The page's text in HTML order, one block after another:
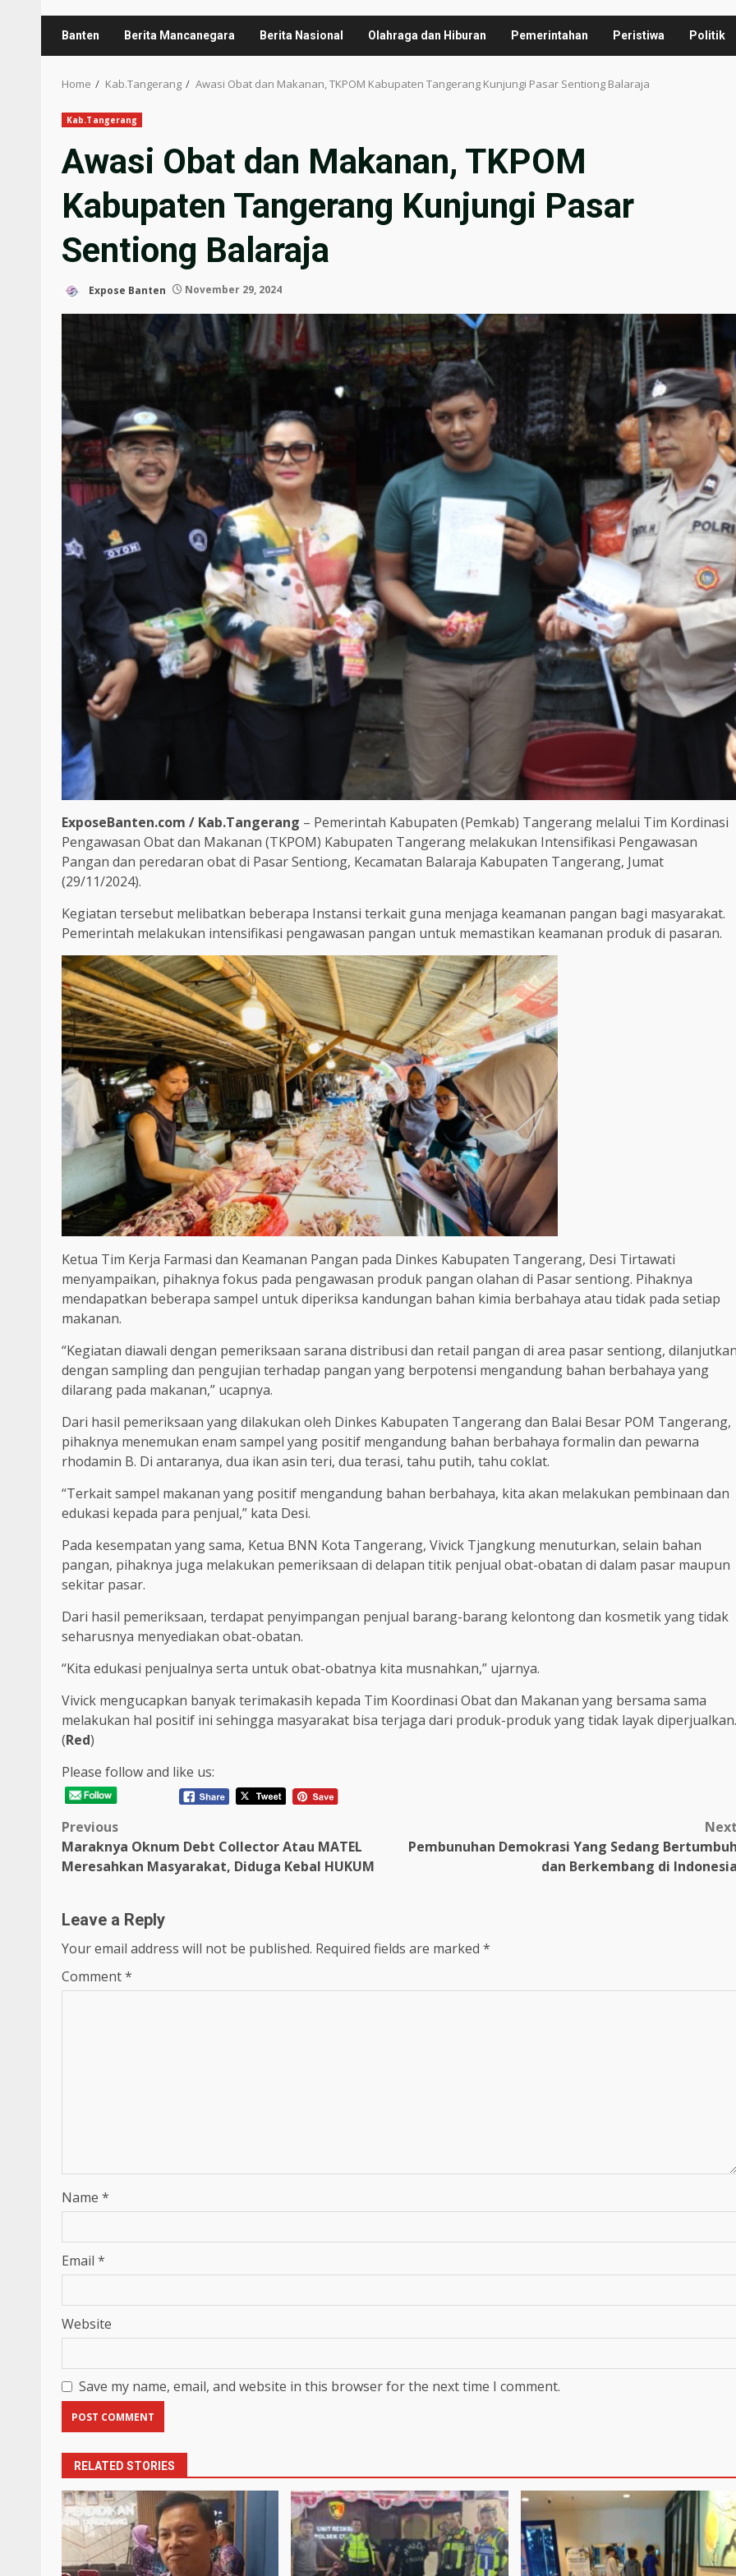
Banten Berita Mancanegara Berita Nasional Olahraga dan Hiburan Pemerintahan Peristiwa Politik
Home Kab.Tangerang Awasi Obat dan Makanan, TKPOM Kabupaten Tangerang Kunjungi Pasar Sentiong Balaraja
Kab.Tangerang
Awasi Obat dan Makanan, TKPOM
Kabupaten Tangerang Kunjungi Pasar
Sentiong Balaraja
Expose Banten November 29, 2024
ExposeBanten.com / Kab.Tangerang – Pemerintah Kabupaten (Pemkab) Tangerang melalui Tim Kordinasi
Pengawasan Obat dan Makanan (TKPOM) Kabupaten Tangerang melakukan Intensifikasi Pengawasan
Pangan dan peredaran obat di Pasar Sentiong, Kecamatan Balaraja Kabupaten Tangerang, Jumat
(29/11/2024).
Kegiatan tersebut melibatkan beberapa Instansi terkait guna menjaga keamanan pangan bagi masyarakat.
Pemerintah melakukan intensifikasi pengawasan pangan untuk memastikan keamanan produk di pasaran.
Ketua Tim Kerja Farmasi dan Keamanan Pangan pada Dinkes Kabupaten Tangerang, Desi Tirtawati
menyampaikan, pihaknya fokus pada pengawasan produk pangan olahan di Pasar sentiong. Pihaknya
mendapatkan beberapa sampel untuk diperiksa kandungan bahan kimia berbahaya atau tidak pada setiap
makanan.
“Kegiatan diawali dengan pemeriksaan sarana distribusi dan retail pangan di area pasar sentiong,
dengan sampling dan pengujian terhadap pangan yang berpotensi mengandung bahan berbahaya yang
dilarang pada makanan,” ucapnya.
Dari hasil pemeriksaan yang dilakukan oleh Dinkes Kabupaten Tangerang dan Balai Besar POM Tangerang,
pihaknya menemukan enam sampel yang positif mengandung bahan berbahaya formalin dan pewarna
rhodamin B. Di antaranya, dua ikan asin teri, dua terasi, tahu putih, tahu coklat.
“Terkait sampel makanan yang positif mengandung bahan berbahaya, kita akan melakukan pembinaan dan
edukasi kepada para penjual,” kata Desi.
Pada kesempatan yang sama, Ketua BNN Kota Tangerang, Vivick Tjangkung menuturkan, selain bahan
pangan, pihaknya juga melakukan pemeriksaan di delapan titik penjual obat-obatan di dalam pasar maupun
sekitar pasar.
Dari hasil pemeriksaan, terdapat penyimpangan penjual barang-barang kelontong dan kosmetik yang tidak
seharusnya menyediakan obat-obatan.
“Kita edukasi penjualnya serta untuk obat-obatnya kita musnahkan,” ujarnya.
Vivick mengucapkan banyak terimakasih kepada Tim Koordinasi Obat dan Makanan yang bersama sama
melakukan hal positif ini sehingga masyarakat bisa terjaga dari produk-produk yang tidak layak diperjualkan.
(Red)
Please follow and like us:
Post
navigation
Previous
Maraknya Oknum Debt Collector Atau MATEL
Meresahkan Masyarakat, Diduga Kebal HUKUM
Pembunuhan Demokrasi Yang Sedang
dan Berkembang di
Leave a Reply
Your email address will not be published. Required fields are marked *
Comment*
Name *
Email *
Website
Save my name, email, and website in this browser for the next time I comment.
RELATED STORIES